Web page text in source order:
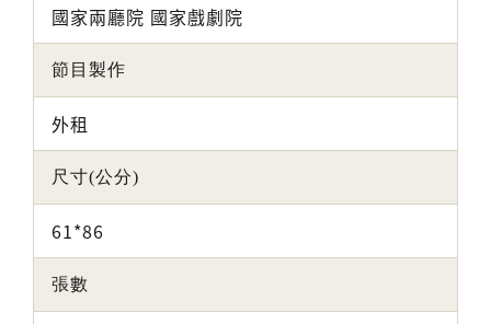
國家兩廳院 國家戲劇院
節目製作
外租
尺寸(公分)
61*86
張數